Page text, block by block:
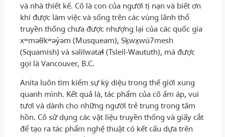
và nhà thiết kế. Cô là con của người tị nạn và biết ơn
khi được làm việc và sống trên các vùng lãnh thổ
truyền thống chưa được nhượng lại của các quốc gia
xʷməθkʷəy̓əm (Musqueam), Sḵwx̱wú7mesh
(Squamish) và səlilwətaɬ (Tsleil-Waututh), mà được
gọi là Vancouver, B.C.
Anita luôn tìm kiếm sự kỳ diệu trong thế giới xung
quanh mình. Kết quả là, tác phẩm của cô ấm áp, vui
tươi và dành cho những người trẻ trung trong tâm
hồn. Cô sử dụng các vật liệu truyền thống và giấy cắt
để tạo ra tác phẩm nghệ thuật có kết cấu dựa trên